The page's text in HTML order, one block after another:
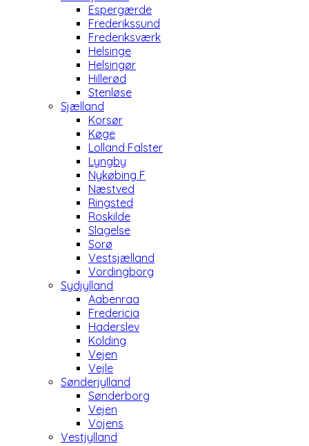
Espergærde
Frederikssund
Frederiksværk
Helsinge
Helsingør
Hillerød
Stenløse
Sjælland
Korsør
Køge
Lolland Falster
Lyngby
Nykøbing F
Næstved
Ringsted
Roskilde
Slagelse
Sorø
Vestsjælland
Vordingborg
Sydjylland
Aabenraa
Fredericia
Haderslev
Kolding
Vejen
Vejle
Sønderjylland
Sønderborg
Vejen
Vojens
Vestjylland